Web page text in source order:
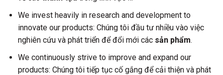
We invest heavily in research and development to
innovate our products: Chúng tôi đầu tư nhiều vào việc
nghiên cứu và phát triển để đổi mới các sản phẩm.
We continuously strive to improve and expand our
products: Chúng tôi tiếp tục cố gắng để cải thiện và phát